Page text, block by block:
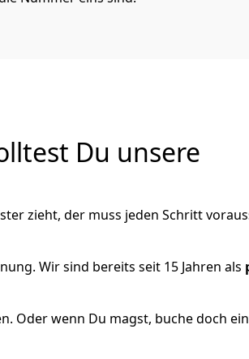
Du unsere
zieht, der muss jeden Schritt
Wir sind bereits seit 15 Jahren als
Oder wenn Du magst, buche doch